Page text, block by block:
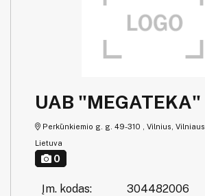
UAB "MEGATEKA"
Perkūnkiemio g. g. 49-310 , Vilnius, Vilniaus
Lietuva
0
Įm. kodas:
304482006